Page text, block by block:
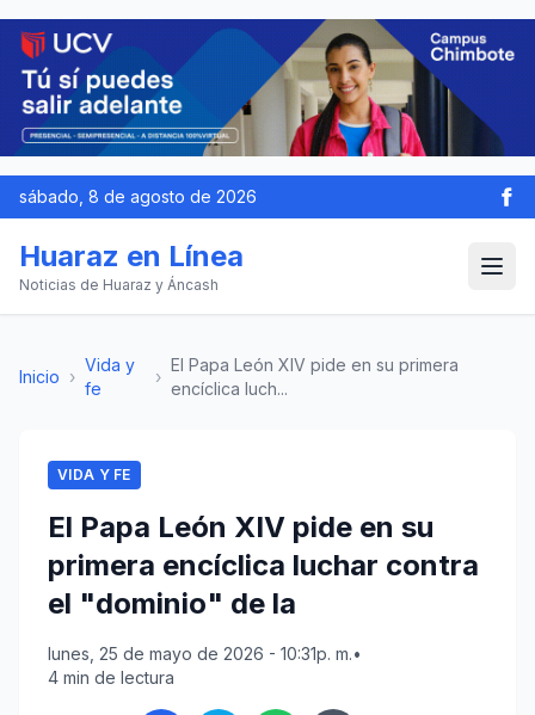
sábado, 8 de agosto de 2026
Huaraz en Línea
Noticias de Huaraz y Áncash
Inicio ›
Vida y
fe
›
El Papa León XIV pide en su primera
encíclica luch...
VIDA Y FE
El Papa León XIV pide en su
primera encíclica luchar contra
el "dominio" de la
lunes, 25 de mayo de 2026 - 10:31p. m.•
4 min de lectura